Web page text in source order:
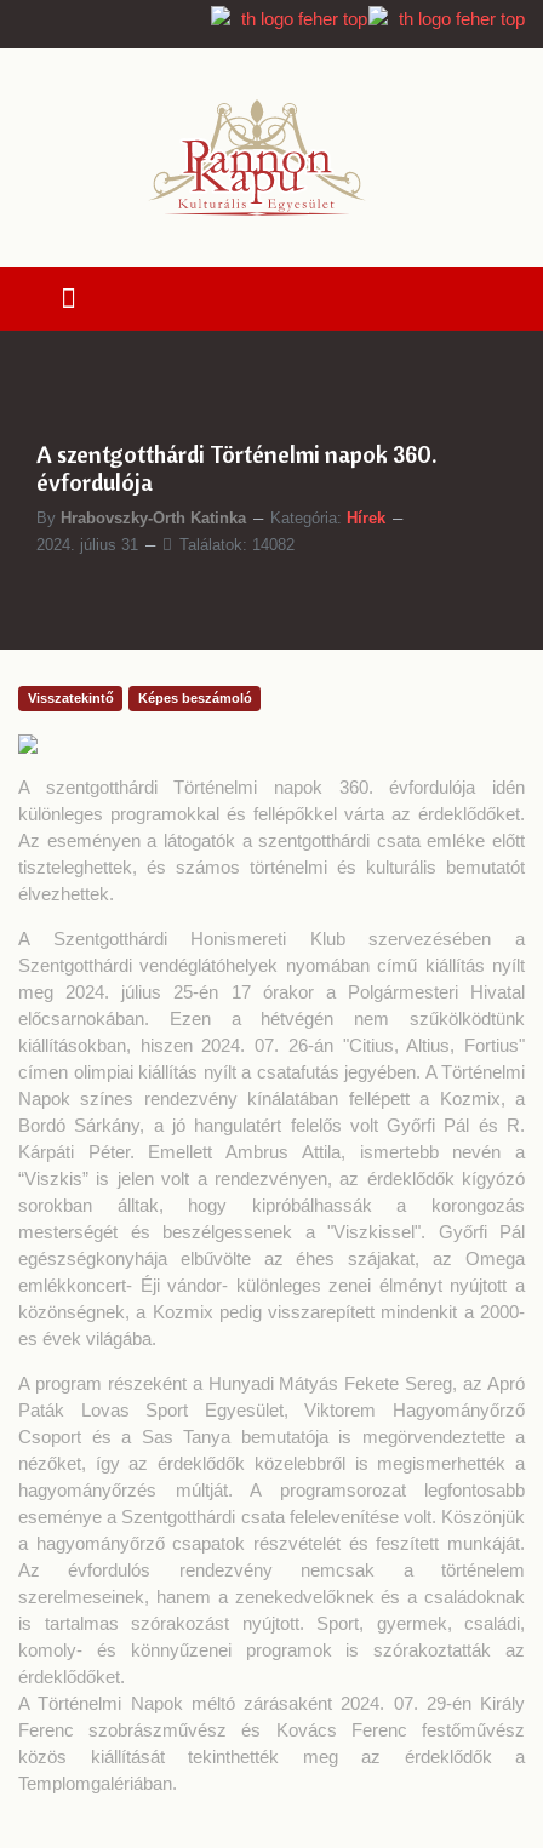
A szentgotthárdi Történelmi napok 360.
évfordulója
By Hrabovszky-Orth Katinka Kategória: Hírek
2024. július 31
Találatok: 14082
Visszatekintő Képes beszámoló
A szentgotthárdi Történelmi napok 360. évfordulója idén
különleges programokkal és fellépőkkel várta az érdeklődőket.
Az eseményen a látogatók a szentgotthárdi csata emléke előtt
tiszteleghettek, és számos történelmi és kulturális bemutatót
élvezhettek.
A Szentgotthárdi Honismereti Klub szervezésében a
Szentgotthárdi vendéglátóhelyek nyomában című kiállítás nyílt
meg 2024. július 25-én 17 órakor a Polgármesteri Hivatal
előcsarnokában. Ezen a hétvégén nem szűkölködtünk
kiállításokban, hiszen 2024. 07. 26-án "Citius, Altius, Fortius"
címen olimpiai kiállítás nyílt a csatafutás jegyében. A Történelmi
Napok színes rendezvény kínálatában fellépett a Kozmix, a
Bordó Sárkány, a jó hangulatért felelős volt Győrfi Pál és R.
Kárpáti Péter. Emellett Ambrus Attila, ismertebb nevén a
“Viszkis” is jelen volt a rendezvényen, az érdeklődők kígyózó
sorokban álltak, hogy kipróbálhassák a korongozás
mesterségét és beszélgessenek a "Viszkissel". Győrfi Pál
egészségkonyhája elbűvölte az éhes szájakat, az Omega
emlékkoncert- Éji vándor- különleges zenei élményt nyújtott a
közönségnek, a Kozmix pedig visszarepített mindenkit a 2000-
es évek világába.
A program részeként a Hunyadi Mátyás Fekete Sereg, az Apró
Paták Lovas Sport Egyesület, Viktorem Hagyományőrző
Csoport és a Sas Tanya bemutatója is megörvendeztette a
nézőket, így az érdeklődők közelebbről is megismerhették a
hagyományőrzés múltját. A programsorozat legfontosabb
eseménye a Szentgotthárdi csata felelevenítése volt. Köszönjük
a hagyományőrző csapatok részvételét és feszített munkáját.
Az évfordulós rendezvény nemcsak a történelem
szerelmeseinek, hanem a zenekedvelőknek és a családoknak
is tartalmas szórakozást nyújtott. Sport, gyermek, családi,
komoly- és könnyűzenei programok is szórakoztatták az
érdeklődőket.
A Történelmi Napok méltó zárásaként 2024. 07. 29-én Király
Ferenc szobrászművész és Kovács Ferenc festőművész
közös kiállítását tekinthették meg az érdeklődők a
Templomgalériában.